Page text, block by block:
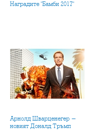
Наградите "Бамби 2017"
Арнолд Шварценегер -
новият Доналд Тръмп